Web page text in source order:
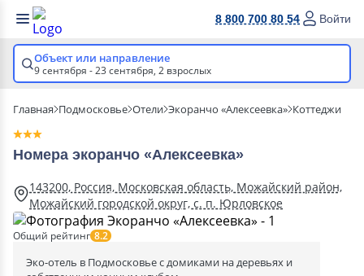
8 800 700 80 54 Войти
Объект или направление
9 сентября - 23 сентября, 2 взрослых
Главная Подмосковье Отели Экоранчо «Алексеевка» Коттеджи
Номера экоранчо «Алексеевка»
143200, Россия, Московская область, Можайский район,
Можайский городской округ, с. п. Юрловское
Общий рейтинг 8.2
Эко-отель в Подмосковье с домиками на деревьях и